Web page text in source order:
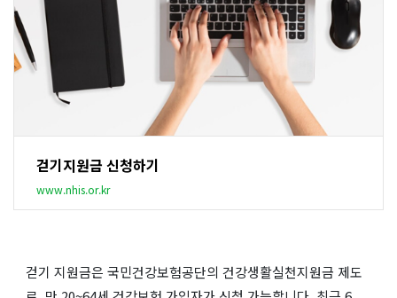
걷기지원금 신청하기
www.nhis.or.kr
걷기 지원금은 국민건강보험공단의 건강생활실천지원금 제도